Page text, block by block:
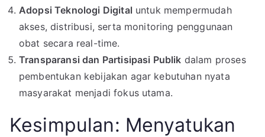
Adopsi Teknologi Digital untuk mempermudah
akses, distribusi, serta monitoring penggunaan
obat secara real-time.
Transparansi dan Partisipasi Publik dalam proses
pembentukan kebijakan agar kebutuhan nyata
masyarakat menjadi fokus utama.
Kesimpulan: Menyatukan